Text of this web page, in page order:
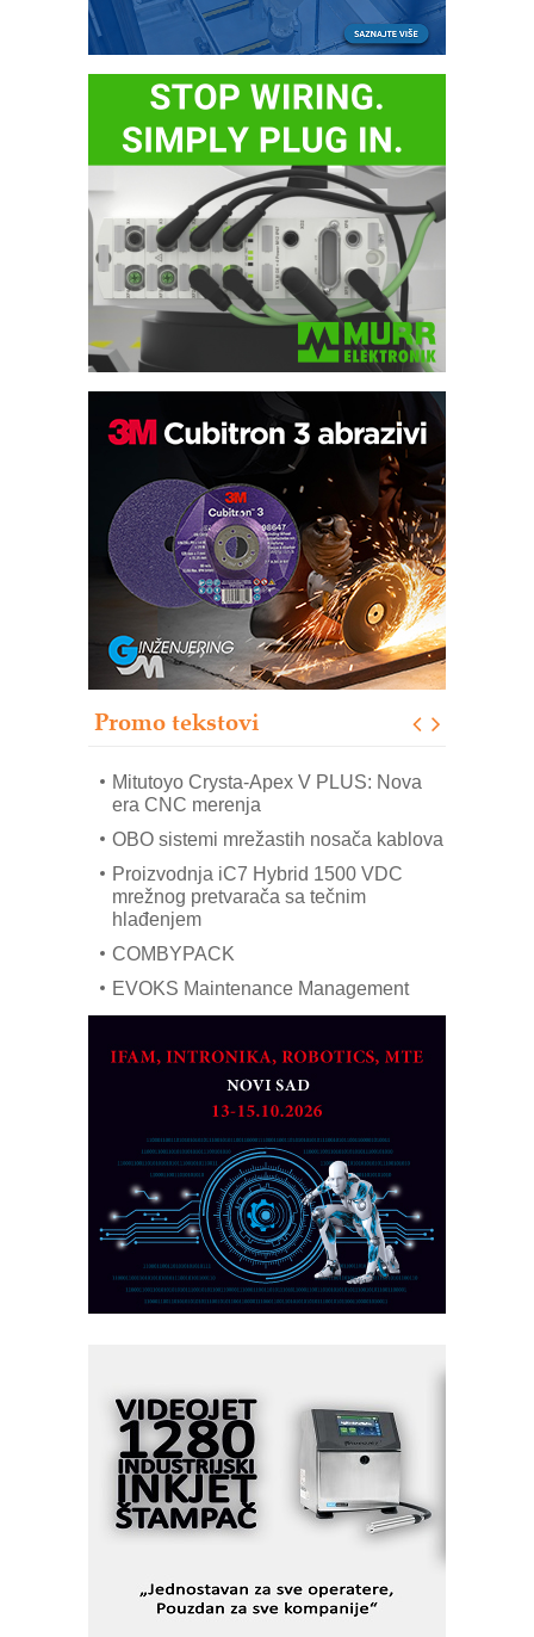
Promo tekstovi
Automatizacija pakovanja · Display
(Shelf-Ready) omotnice
Potpuna efikasnost bez složenih
sistema
Trajna oznaka kao dugoročna korist
Bezbednost na prvom mestu!
IB BLUMENAUER - više od 40 godina
poverenja u industriji
Art Utopia Studio – vizuelne priče
Mitutoyo Crysta-Apex V PLUS: Nova
era CNC merenja
OBO sistemi mrežastih nosača kablova
Proizvodnja iC7 Hybrid 1500 VDC
mrežnog pretvarača sa tečnim
hlađenjem
COMBYPACK
EVOKS Maintenance Management
na viši nivo
Detekcija različitih oblika
MAREX - Lim i mašine za savremena
rešenja
Marcom-plast d.o.o.- vaš pouzdan
partner
CTO - Prilagodite svoju toplinsku
obradu!
Razvoj asortimanskog pravca MINI-
PLC AKYTEC
MOTOMAN – NEXT-Robotika vođena
veštačkom inteligencijom
I.SAFE MOBILE revolucioniše
industrijsku automatizaciju
pionirskimmobile operator PANEL-OM
Fleksibilno stezanje i brzo
KIP KOP – napredna rešenja za
savremene industrijske i logističke